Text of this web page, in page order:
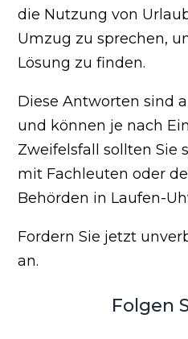
die Nutzung von
Umzug zu sprechen,
Lösung zu finden.
Diese Antworten sind
und können je nach
Zweifelsfall sollten Sie
mit Fachleuten oder
Behörden in Laufen-
Fordern Sie jetzt
an.
Folgen